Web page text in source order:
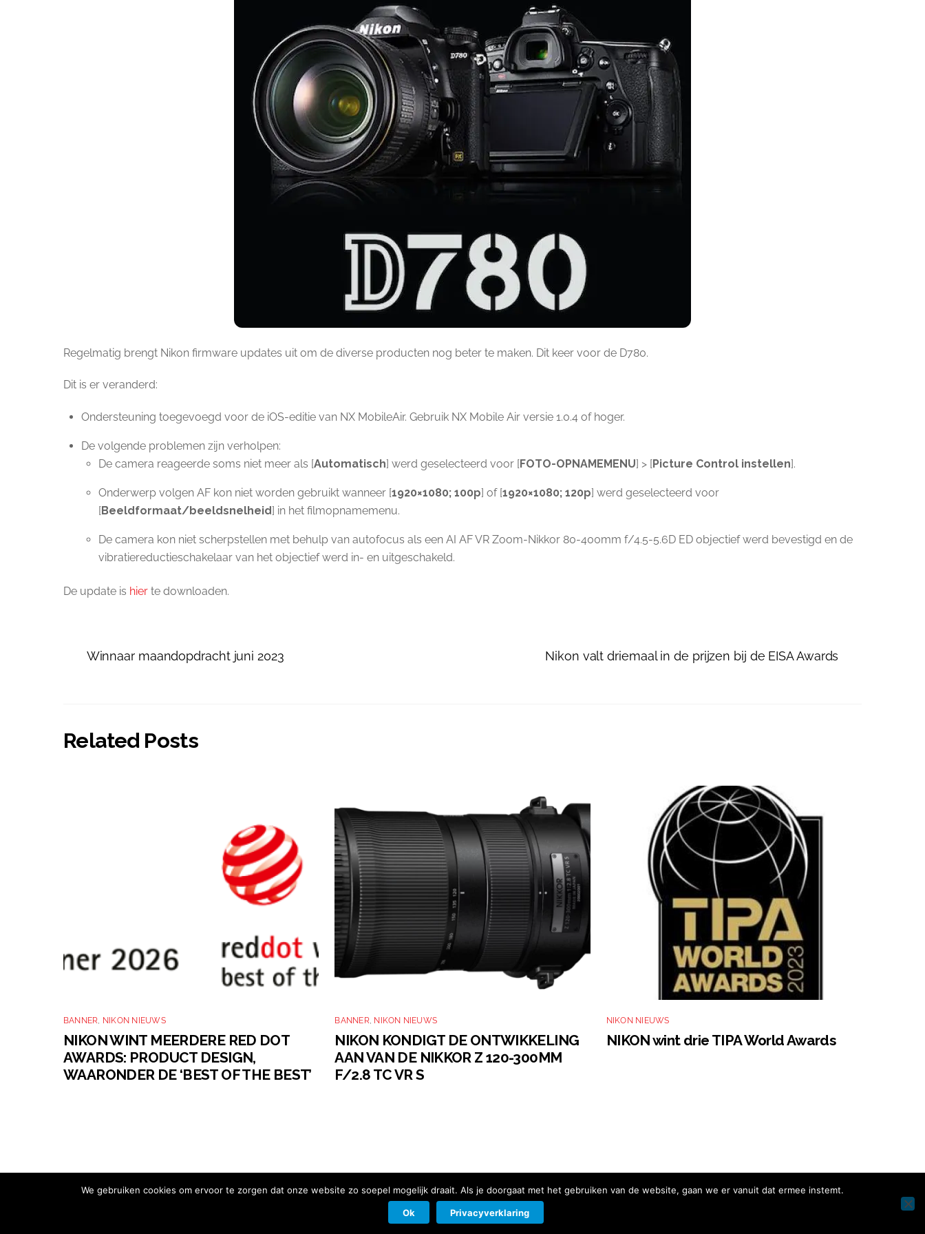
Regelmatig brengt Nikon firmware updates uit om de diverse producten nog beter te maken. Dit keer voor de D780.
Dit is er veranderd:
Ondersteuning toegevoegd voor de iOS-editie van NX MobileAir. Gebruik NX Mobile Air versie 1.0.4 of hoger.
De volgende problemen zijn verholpen:
De camera reageerde soms niet meer als [Automatisch] werd geselecteerd voor [FOTO-OPNAMEMENU] > [Picture Control instellen].
Onderwerp volgen AF kon niet worden gebruikt wanneer [1920×1080; 100p] of [1920×1080; 120p] werd geselecteerd voor
[Beeldformaat/beeldsnelheid] in het filmopnamemenu.
De camera kon niet scherpstellen met behulp van autofocus als een AI AF VR Zoom-Nikkor 80-400mm f/4.5-5.6D ED objectief werd bevestigd en de
vibratiereductieschakelaar van het objectief werd in- en uitgeschakeld.
De update is hier te downloaden.
Winnaar maandopdracht juni 2023 Nikon valt driemaal in de prijzen bij de EISA Awards
Related Posts
BANNER, NIKON NIEUWS
NIKON WINT MEERDERE RED DOT
AWARDS: PRODUCT DESIGN,
WAARONDER DE ‘BEST OF THE BEST’
BANNER, NIKON NIEUWS
NIKON KONDIGT DE ONTWIKKELING
AAN VAN DE NIKKOR Z 120-300MM
F/2.8 TC VR S
NIKON NIEUWS
NIKON wint drie TIPA World Awards
We gebruiken cookies om ervoor te zorgen dat onze website zo soepel mogelijk draait. Als je doorgaat met het gebruiken van de website, gaan we er vanuit dat ermee instemt.
Ok Privacyverklaring